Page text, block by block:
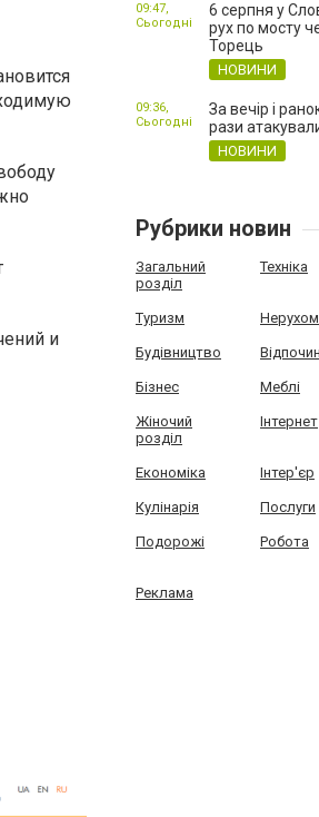
и
6 серпня у
рух по мосту
Торець
НОВИНИ
09:47,
Сьогодні
За вечір і
рази
НОВИНИ
09:36,
Сьогодні
Рубрики новин
Загальний
розділ
Техніка
Туризм
Будівництво
Бізнес Меблі
Жіночий
розділ
Інтернет
Економіка Інтер'єр
Кулінарія Послуги
Подорожі Робота
Реклама